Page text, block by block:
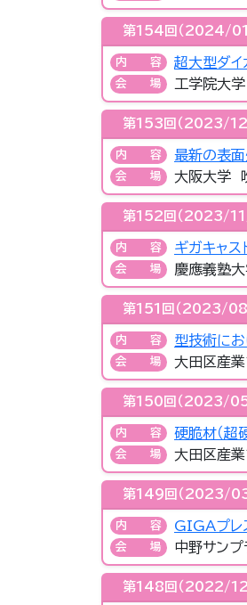
第154回（2024/
内容 超大型ダ
会場 工学院大
第153回（2023/
内容 最新の表
会場 大阪大学
第152回（2023/
内容 ギガキャス
会場 慶應義塾
第151回（2023/
内容 型技術に
会場 大田区産
第150回（2023/
内容 硬脆材（超
会場 大田区産
第149回（2023/
内容 GIGAプレ
会場 中野サン
第148回（2022/